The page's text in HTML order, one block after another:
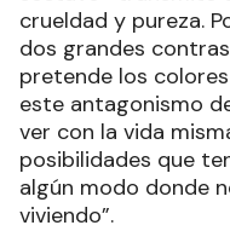
crueldad y pureza.
dos grandes
pretende los
este antagonismo
ver con la vida
posibilidades que
algún modo donde
viviendo”.